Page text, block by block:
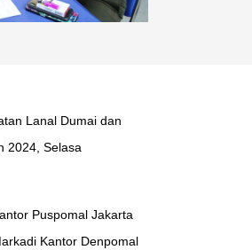
Lanal Dumai dan
2024, Selasa
Puspomal Jakarta
Kantor Denpomal